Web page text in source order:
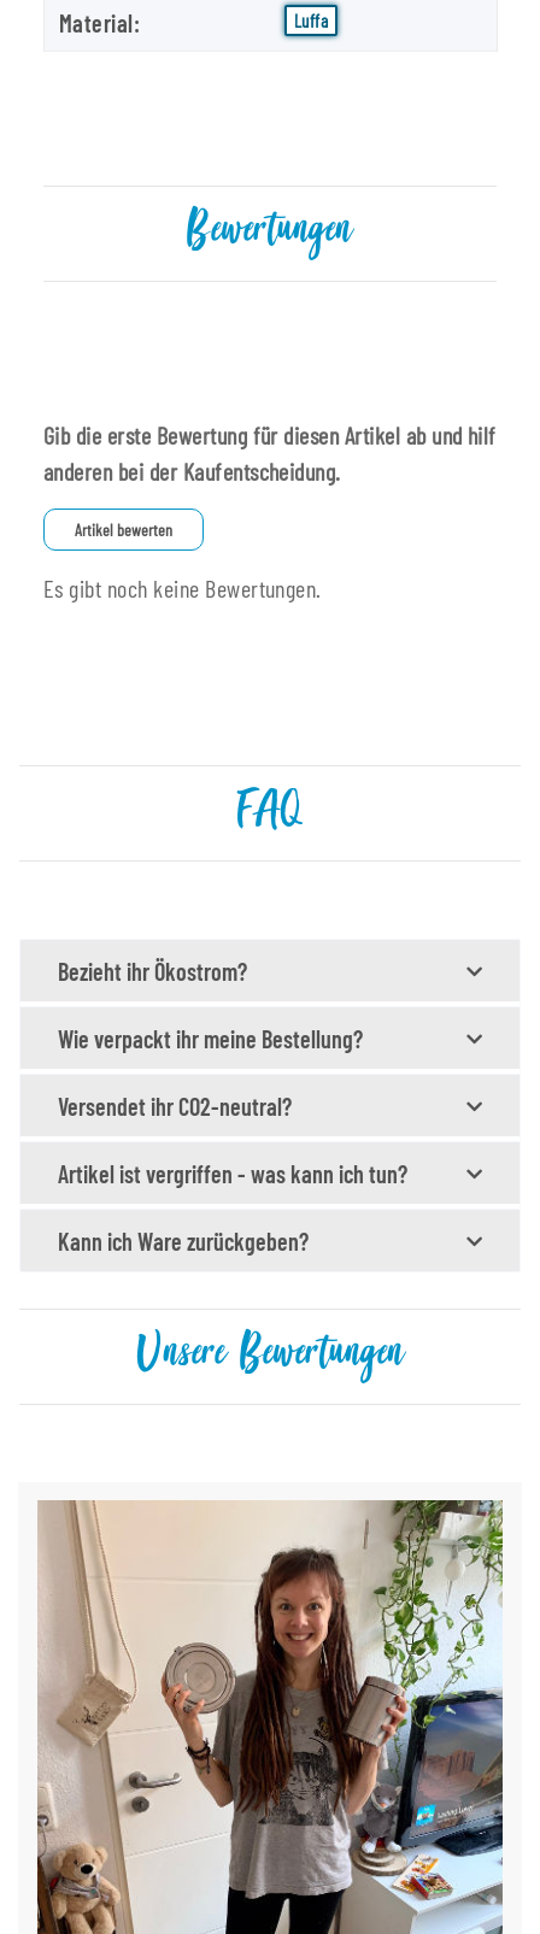
Material: Luffa
Bewertungen
Gib die erste Bewertung für diesen Artikel ab und hilf
anderen bei der Kaufentscheidung.
Artikel bewerten
Es gibt noch keine Bewertungen.
FAQ
Bezieht ihr Ökostrom?
Wie verpackt ihr meine Bestellung?
Versendet ihr CO2-neutral?
Artikel ist vergriffen - was kann ich tun?
Kann ich Ware zurückgeben?
Unsere Bewertungen